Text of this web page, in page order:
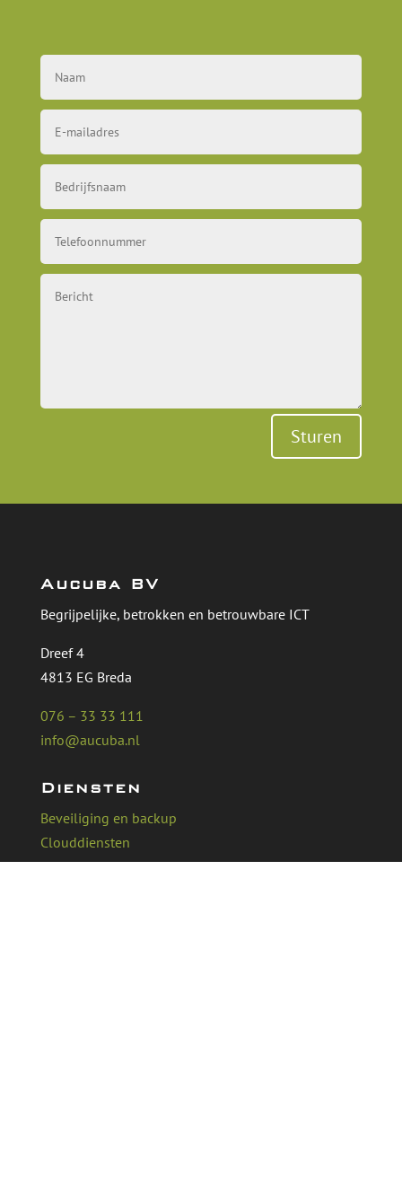
Sturen
Aucuba BV
Begrijpelijke, betrokken en betrouwbare ICT
Dreef 4
4813 EG Breda
076 – 33 33 111
info@aucuba.nl
Diensten
Beveiliging en backup
Clouddiensten
Managed werkplek